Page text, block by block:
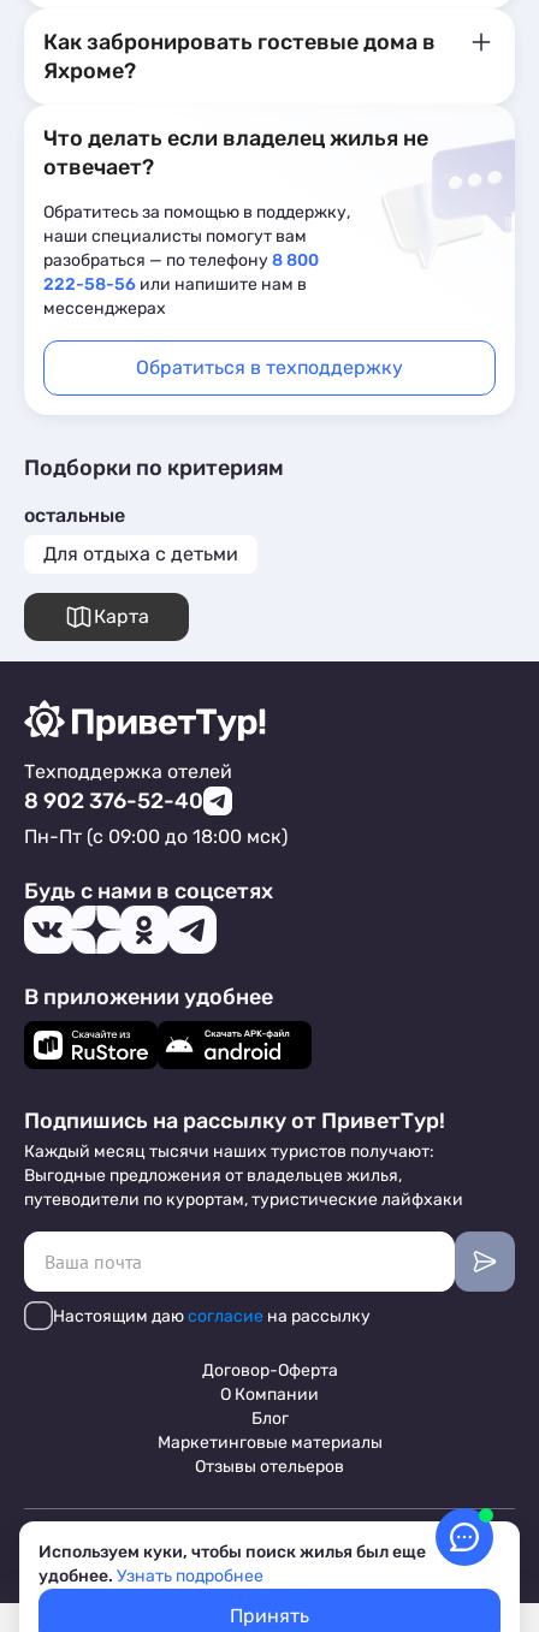
Как забронировать гостевые дома в
Яхроме?
Что делать если владелец жилья не
отвечает?
Обратитесь за помощью в поддержку,
наши специалисты помогут вам
разобраться — по телефону8 800
222-58-56 или напишите нам в
мессенджерах
Обратиться в техподдержку
Подборки по критериям
остальные
Для отдыха с детьми
Карта
Техподдержка отелей
8 902 376-52-40
Пн-Пт (с 09:00 до 18:00 мск)
Будь с нами в соцсетях
В приложении удобнее
Подпишись на рассылку от ПриветТур!
Каждый месяц тысячи наших туристов получают:
Выгодные предложения от владельцев жилья,
путеводители по курортам, туристические лайфхаки
Настоящим даюсогласие на рассылку
Договор-Оферта
О Компании
Блог
Маркетинговые материалы
Отзывы отельеров
© 2017-2026 ПриветТур™
Российский сервис бронирования жилья, официальный сайт,
Пользовательское соглашение
Обработка персональных данных
Условия бронирования объектов
Используем куки, чтобы поиск жилья был еще
удобнее. Узнать подробнее
Принять